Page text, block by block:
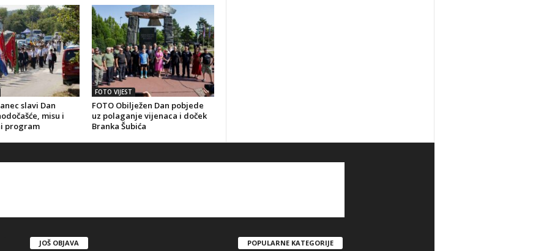
slavi Dan
misu i
program
FOTO VIJEST
FOTO Obilježen Dan pobjede
uz polaganje vijenaca i doček
Branka Šubića
JOŠ OBJAVA POPULARNE KATEGORIJE